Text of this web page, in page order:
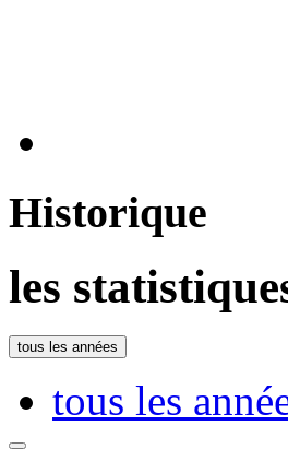
Historique
les
tous les années
tous les